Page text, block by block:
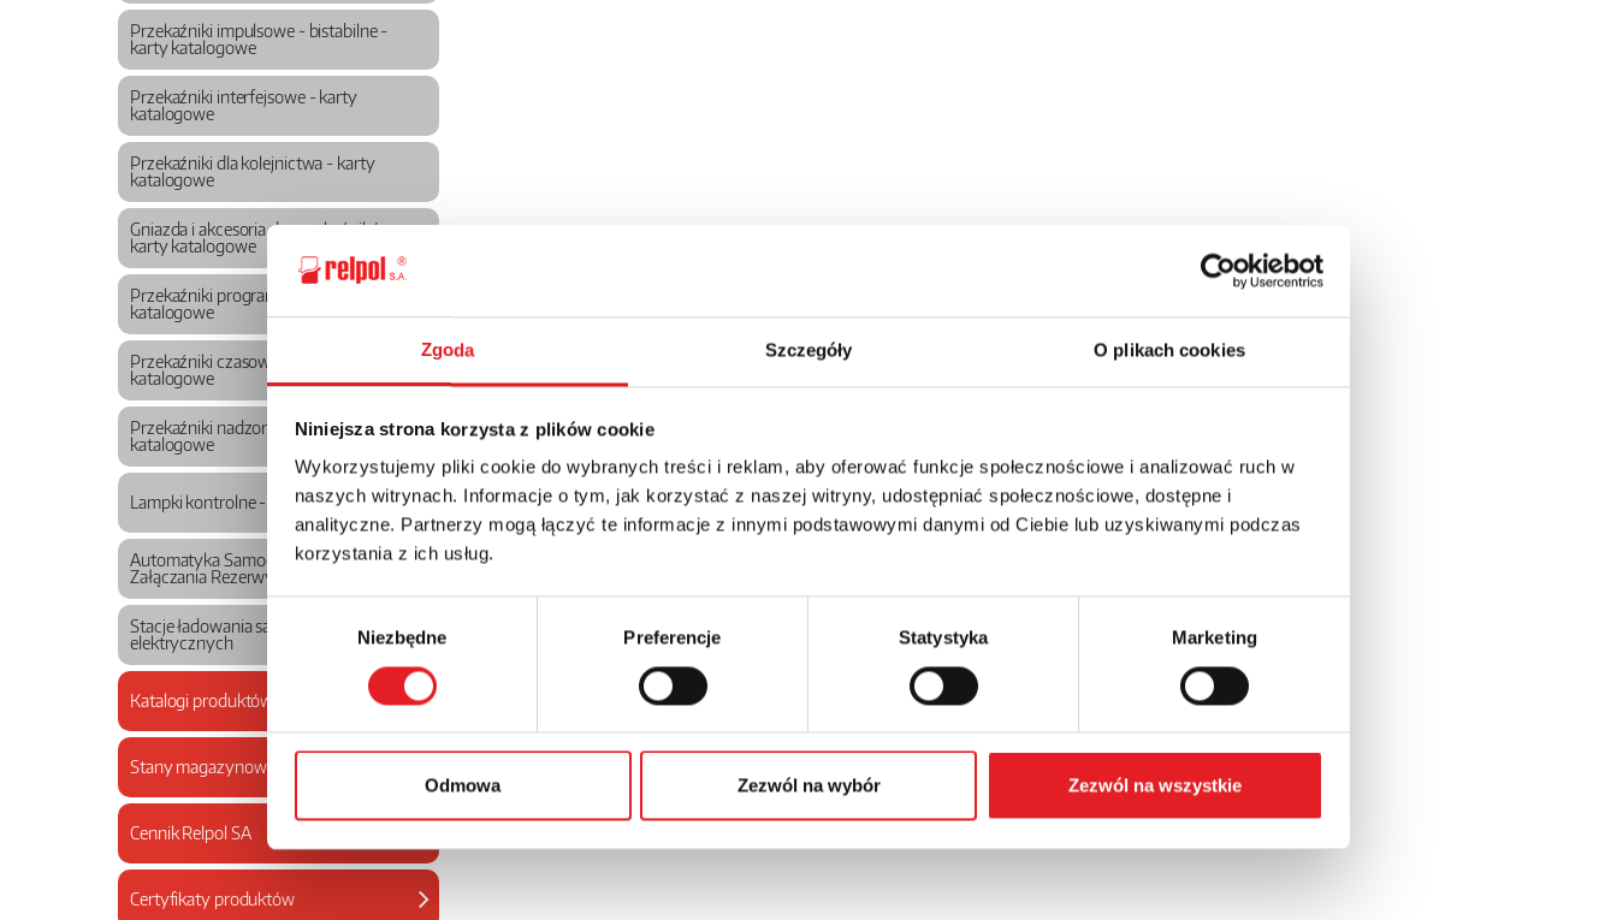
Zgoda Szczegóły O plikach cookies
Niniejsza strona korzysta z plików cookie
Wykorzystujemy pliki cookie do wybranych treści i reklam, aby oferować funkcje społecznościowe i analizować ruch w
naszych witrynach. Informacje o tym, jak korzystać z naszej witryny, udostępniać społecznościowe, dostępne i
analityczne. Partnerzy mogą łączyć te informacje z innymi podstawowymi danymi od Ciebie lub uzyskiwanymi podczas
korzystania z ich usług.
Wybór
zgody
Niezbędne Preferencje Statystyka Marketing
Odmowa Zezwól na wybór Zezwól na wszystkie
Przekaźniki impulsowe - bistabilne -
karty katalogowe
Przekaźniki interfejsowe - karty
katalogowe
Przekaźniki dla kolejnictwa - karty
katalogowe
Gniazda i akcesoria do przekaźników -
karty katalogowe
Przekaźniki programowalne - karty
katalogowe
Przekaźniki czasowe - karty
katalogowe
Przekaźniki nadzorcze - karty
katalogowe
Lampki kontrolne - karty katalogowe
Automatyka Samoczynnego
Załączania Rezerwy SZR
Stacje ładowania samochodów
elektrycznych
Katalogi produktów
Stany magazynowe
Cennik Relpol SA
Certyfikaty produktów